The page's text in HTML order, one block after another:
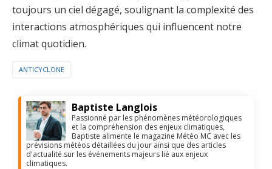
toujours un ciel dégagé, soulignant la complexité des
interactions atmosphériques qui influencent notre
climat quotidien.
ANTICYCLONE
Baptiste Langlois
Passionné par les phénomènes météorologiques
et la compréhension des enjeux climatiques,
Baptiste alimente le magazine Météo MC avec les
prévisions météos détaillées du jour ainsi que des articles
d'actualité sur les événements majeurs lié aux enjeux
climatiques.